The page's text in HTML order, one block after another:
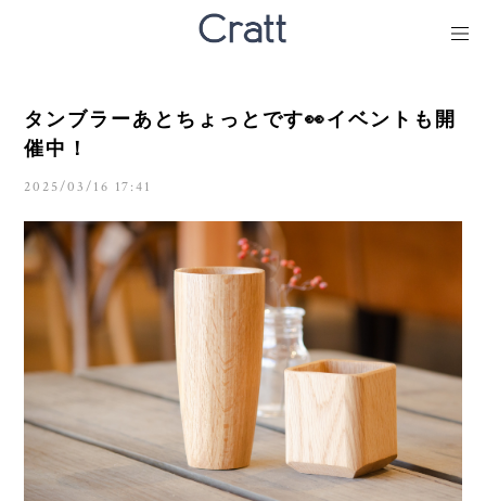
タンブラーあとちょっとです👀イベントも開
催中！
2025/03/16 17:41